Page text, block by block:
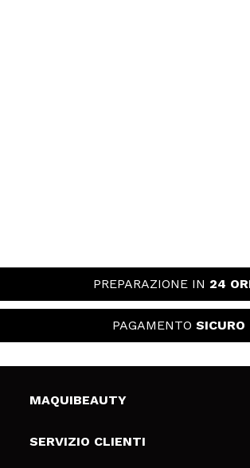
PREPARAZIONE IN 24
PAGAMENTO SICURO
MAQUIBEAUTY
Chi siamo
SERVIZIO CLIENTI